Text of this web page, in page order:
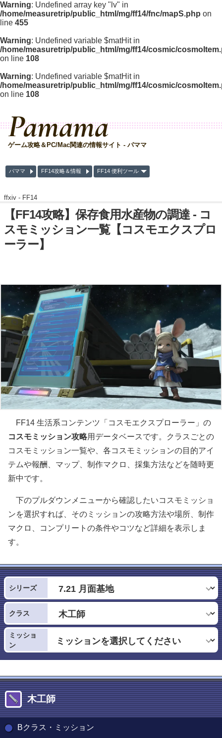
Warning: Undefined array key "lv" in
/home/measuretrip/public_html/mg/ff14/fnc/mapS.php on
line 455
Warning: Undefined variable $matHit in
/home/measuretrip/public_html/mg/ff14/cosmic/
on line 108
Warning: Undefined variable $matHit in
/home/measuretrip/public_html/mg/ff14/cosmic/
on line 108
Pamama
ゲーム攻略＆PC/Mac関連の情報サイト - パママ
パママ FF14攻略＆情報 FF14 便利ツール
ffxiv - FF14
【FF14攻略】保存食用水産物の調達 - コ
スモミッション一覧【コスモエクスプロ
ーラー】
FF14 生活系コンテンツ「コスモエクスプローラー」の
コスモミッション攻略用データベースです。クラスごとの
コスモミッション一覧や、各コスモミッションの目的アイ
テムや報酬、マップ、制作マクロ、採集方法などを随時更
新中です。
下のプルダウンメニューから確認したいコスモミッショ
ンを選択すれば、そのミッションの攻略方法や場所、制作
マクロ、コンプリートの条件やコツなど詳細を表示しま
す。
シリーズ
クラス
ミッショ
ン
木工師
Bクラス・ミッション